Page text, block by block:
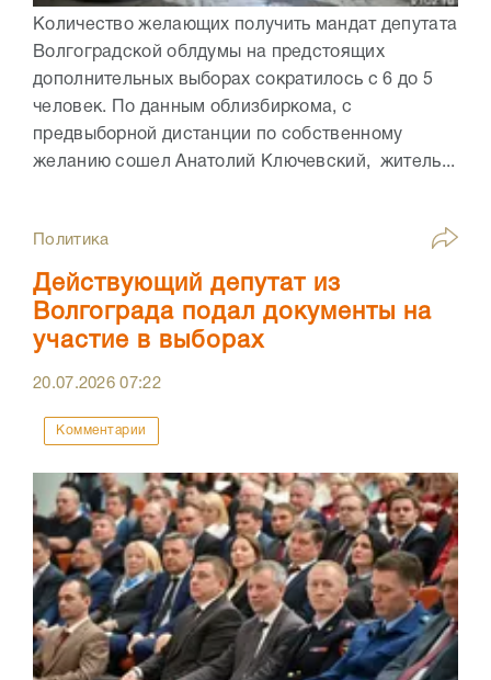
Количество желающих получить мандат депутата
Волгоградской облдумы на предстоящих
дополнительных выборах сократилось с 6 до 5
человек. По данным облизбиркома, с
предвыборной дистанции по собственному
желанию сошел Анатолий Ключевский, житель...
Политика
Действующий депутат из
Волгограда подал документы на
участие в выборах
20.07.202607:22
Комментарии